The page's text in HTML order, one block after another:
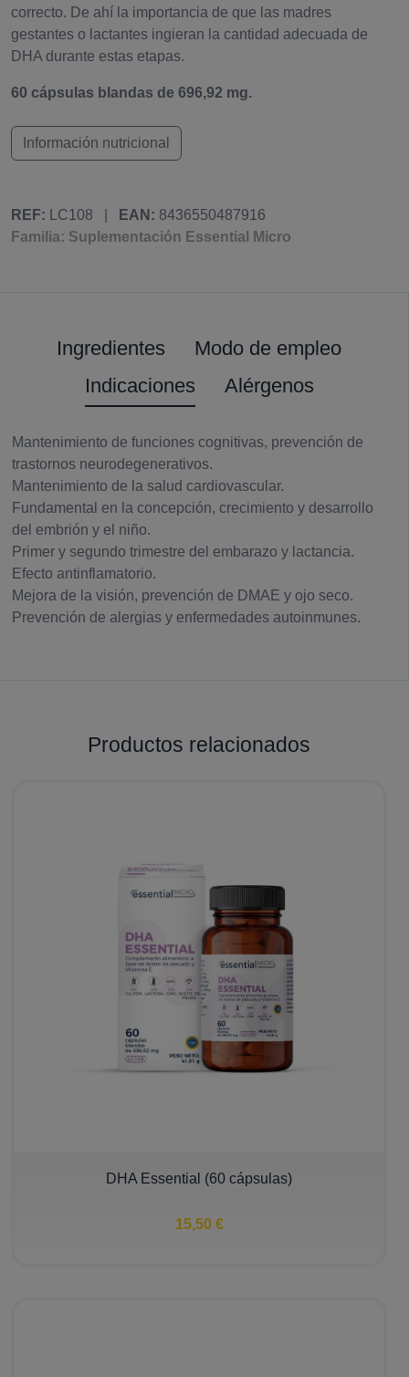
correcto. De ahí la importancia de que las madres
gestantes o lactantes ingieran la cantidad adecuada de
DHA durante estas etapas.
60 cápsulas blandas de 696,92 mg.
Información nutricional
REF: LC108 EAN: 8436550487916
Familia: Suplementación Essential Micro
Ingredientes
Modo de empleo
Indicaciones
Alérgenos
Mantenimiento de funciones cognitivas, prevención de
trastornos neurodegenerativos.
Mantenimiento de la salud cardiovascular.
Fundamental en la concepción, crecimiento y desarrollo
del embrión y el niño.
Primer y segundo trimestre del embarazo y lactancia.
Efecto antinflamatorio.
Mejora de la visión, prevención de DMAE y ojo seco.
Prevención de alergias y enfermedades autoinmunes.
Productos relacionados
DHA Essential (60 cápsulas)
15,50 €